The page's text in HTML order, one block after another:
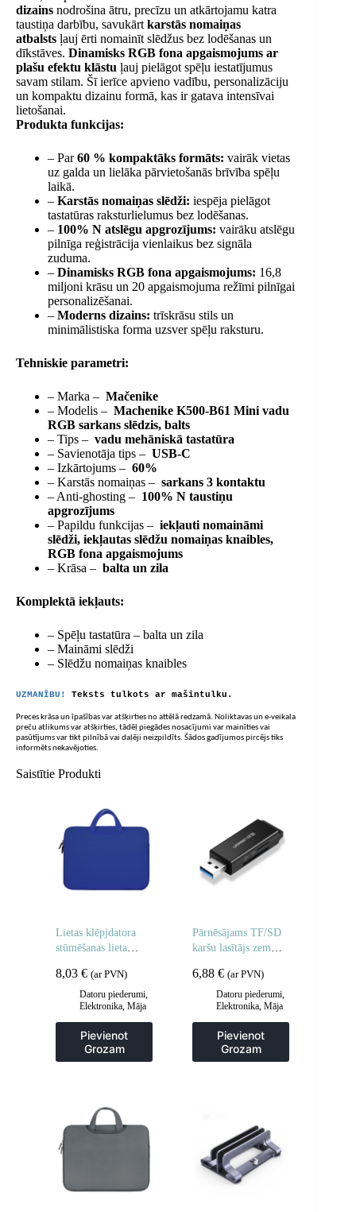
dizains nodrošina ātru, precīzu un atkārtojamu katra
taustiņa darbību, savukārt karstās nomaiņas
atbalsts ļauj ērti nomainīt slēdžus bez lodēšanas un
dīkstāves. Dinamisks RGB fona apgaismojums ar
plašu efektu klāstu ļauj pielāgot spēļu iestatījumus
savam stilam. Šī ierīce apvieno vadību, personalizāciju
un kompaktu dizainu formā, kas ir gatava intensīvai
lietošanai.
Produkta funkcijas:
– Par60 % kompaktāks formāts: vairāk vietas
uz galda un lielāka pārvietošanās brīvība spēļu
laikā.
– Karstās nomaiņas slēdži: iespēja pielāgot
tastatūras raksturlielumus bez lodēšanas.
– 100% N atslēgu apgrozījums: vairāku atslēgu
pilnīga reģistrācija vienlaikus bez signāla
zuduma.
– Dinamisks RGB fona apgaismojums: 16,8
miljoni krāsu un 20 apgaismojuma režīmi pilnīgai
personalizēšanai.
– Moderns dizains: trīskrāsu stils un
minimālistiska forma uzsver spēļu raksturu.
Tehniskie parametri:
– Marka – Mačenike
– Modelis – Machenike K500-B61 Mini vadu
RGB sarkans slēdzis, balts
– Tips – vadu mehāniskā tastatūra
– Savienotāja tips – USB-C
– Izkārtojums – 60%
– Karstās nomaiņas – sarkans 3 kontaktu
– Anti-ghosting – 100% N taustiņu
apgrozījums
– Papildu funkcijas – iekļauti nomaināmi
slēdži, iekļautas slēdžu nomaiņas knaibles,
RGB fona apgaismojums
– Krāsa – balta un zila
Komplektā iekļauts:
– Spēļu tastatūra – balta un zila
– Maināmi slēdži
– Slēdžu nomaiņas knaibles
UZMANĪBU! Teksts tulkots ar mašīntulku.
Preces krāsa un īpašības var atšķirties no attēlā redzamā. Noliktavas un e-veikala
preču atlikums var atšķirties, tādēļ piegādes nosacījumi var mainīties vai
pasūtījums var tikt pilnībā vai daļēji neizpildīts. Šādos gadījumos pircējs tiks
informēts nekavējoties.
Saistītie Produkti
Lietas klēpjdatora
stūmēšanas lieta
Navy Blue
8,03 € (ar PVN)
Datoru piederumi,
Elektronika, Māja
Pievienot
Grozam
Pārnēsājams TF/SD
karšu lasītājs zem
6,88€ (ar PVN)
Datoru piederumi,
Elektronika,Māja
Pievienot
Grozam